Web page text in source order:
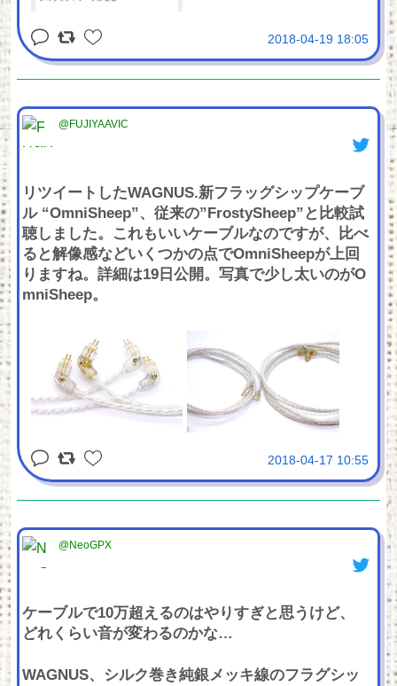
2018-04-19 18:05
@FUJIYAAVIC
リツイートしたWAGNUS.新フラッグシップケーブ
ル “OmniSheep”、従来の”FrostySheep”と比較試
聴しました。これもいいケーブルなのですが、比べ
ると解像感などいくつかの点でOmniSheepが上回
りますね。詳細は19日公開。写真で少し太いのがO
mniSheep。
2018-04-17 10:55
@NeoGPX
ケーブルで10万超えるのはやりすぎと思うけど、
どれくらい音が変わるのかな…
WAGNUS、シルク巻き純銀メッキ線のフラグシッ